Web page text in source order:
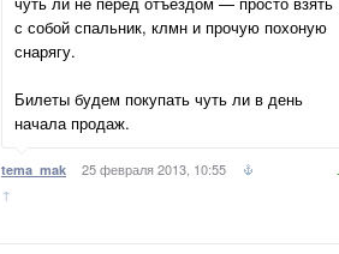
с собой спальник, клмн и прочую похоную
снарягу.
Билеты будем покупать чуть ли в день
начала продаж.
tema_mak 25 февраля 2013, 10:55
↑